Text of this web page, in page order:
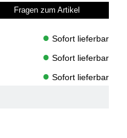
Fragen zum Artikel
● Sofort lieferbar
● Sofort lieferbar
● Sofort lieferbar